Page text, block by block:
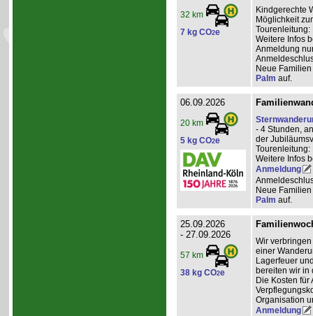
32 km
7 kg CO2e
Kindgerechte
Möglichkeit
Tourenleitung:
Weitere Infos
Anmeldung
Neue
Palm auf.
06.09.2026
20 km
5 kg CO2e
- 4 Stunden,
der
Tourenleitung:
Weitere Infos
Anmeldung
Neue
Palm auf.
25.09.2026
- 27.09.2026
57 km
38 kg CO2e
Wir
einer
Lagerfeuer
bereiten wir in
Die Kosten
Organisation
Anmeldung